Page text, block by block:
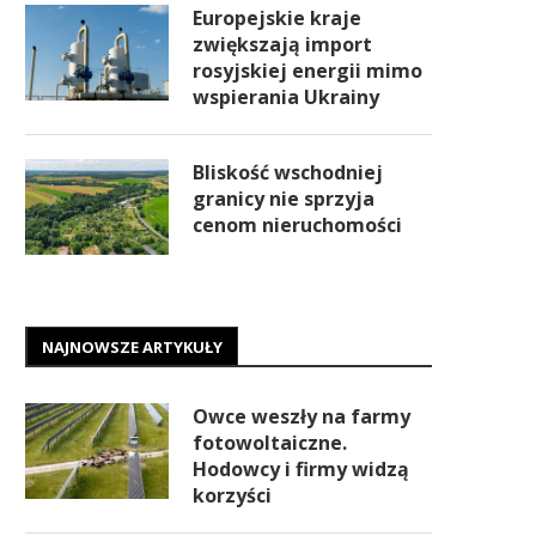
Europejskie kraje
zwiększają import
rosyjskiej energii mimo
wspierania Ukrainy
Bliskość wschodniej
granicy nie sprzyja
cenom nieruchomości
NAJNOWSZE ARTYKUŁY
Owce weszły na farmy
fotowoltaiczne.
Hodowcy i firmy widzą
korzyści